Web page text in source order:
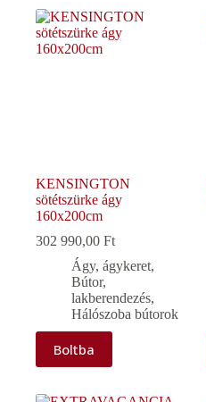
KENSINGTON
sötétszürke ágy
160x200cm
302 990,00 Ft
Ágy, ágykeret,
Bútor,
lakberendezés,
Hálószoba bútorok
Boltba